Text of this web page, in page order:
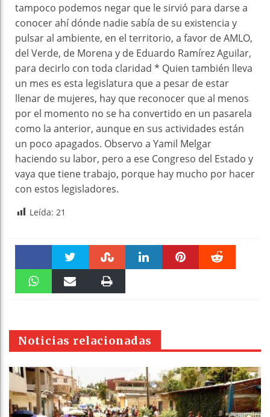
tampoco podemos negar que le sirvió para darse a
conocer ahí dónde nadie sabía de su existencia y
pulsar al ambiente, en el territorio, a favor de AMLO,
del Verde, de Morena y de Eduardo Ramírez Aguilar,
para decirlo con toda claridad * Quien también lleva
un mes es esta legislatura que a pesar de estar
llenar de mujeres, hay que reconocer que al menos
por el momento no se ha convertido en un pasarela
como la anterior, aunque en sus actividades están
un poco apagados. Observo a Yamil Melgar
haciendo su labor, pero a ese Congreso del Estado y
vaya que tiene trabajo, porque hay mucho por hacer
con estos legisladores.
Leída: 21
Faceboo Twitter Stumble
pt
Noticias relacionadas